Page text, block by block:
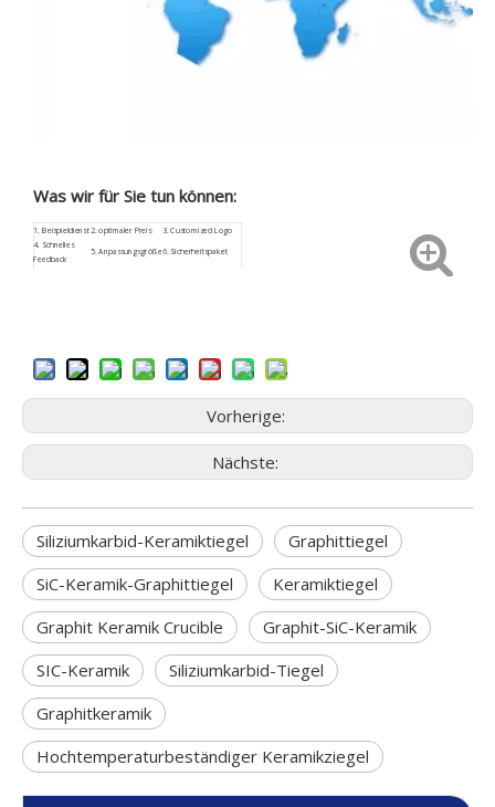
Was wir für Sie tun können:
1. Beispieldienst 2. optimaler Preis 3.Customized Logo
4. Schnelles
Feedback
5. Anpassungsgröße6. Sicherheitspaket
Vorherige:
Nächste:
Siliziumkarbid-Keramiktiegel
Graphittiegel
SiC-Keramik-Graphittiegel
Keramiktiegel
Graphit Keramik Crucible
Graphit-SiC-Keramik
SIC-Keramik
Siliziumkarbid-Tiegel
Graphitkeramik
Hochtemperaturbeständiger Keramikziegel